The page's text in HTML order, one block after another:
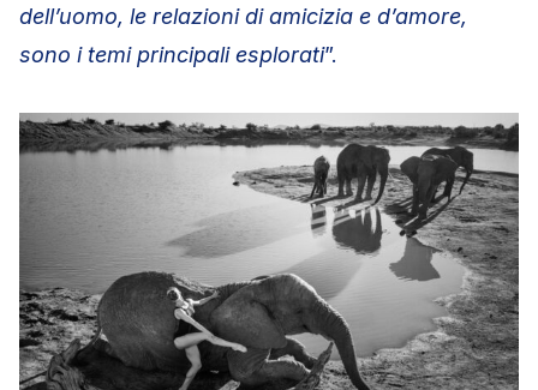
dell’uomo, le relazioni di amicizia e d’amore,
sono i temi principali esplorati”.